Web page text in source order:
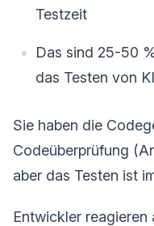
Testzeit
Das sind 25-50
das Testen von
Sie haben die
Codeüberprüfung
aber das Testen ist
Entwickler reagieren